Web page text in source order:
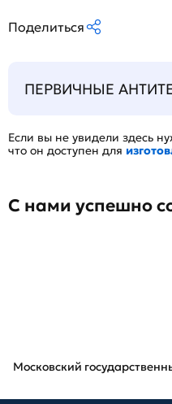
Поделиться
ПЕРВИЧНЫЕ
Если вы не увидели здесь
что он доступен для
С нами успешно
Московский